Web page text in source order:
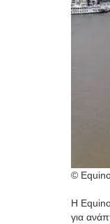
©
Η
για